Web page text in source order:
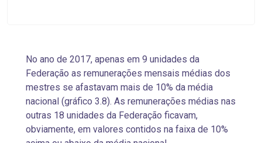
No ano de 2017, apenas em 9 unidades da
Federação as remunerações mensais médias dos
mestres se afastavam mais de 10% da média
nacional (gráfico 3.8). As remunerações médias nas
outras 18 unidades da Federação ficavam,
obviamente, em valores contidos na faixa de 10%